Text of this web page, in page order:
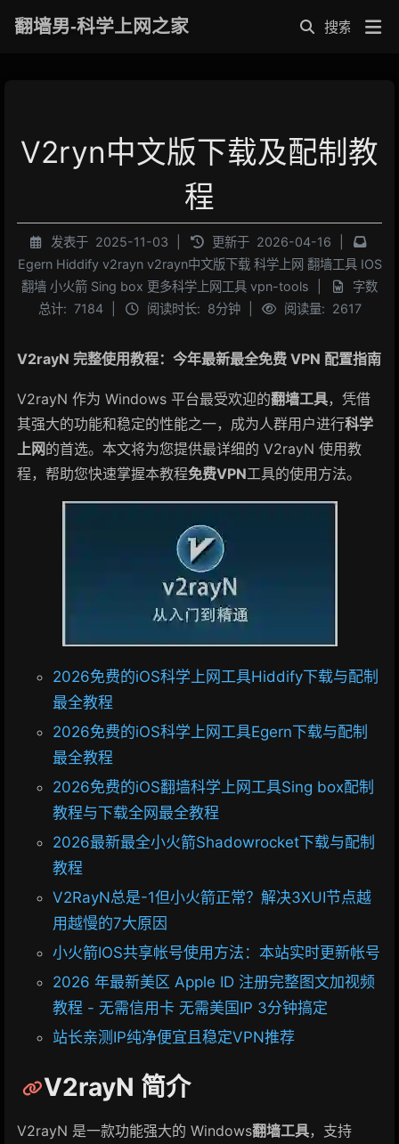
翻墙男-科学上网之家
V2ryn中文版下载及配制教
程
发表于 2025-11-03 更新于 2026-04-16
Egern Hiddify v2rayn v2rayn中文版下载 科学上网 翻墙工具 IOS
翻墙 小火箭 Sing box 更多科学上网工具 vpn-tools
字数
总计: 7184 阅读时长: 8分钟 阅读量: 2617
V2rayN 完整使用教程：今年最新最全免费 VPN 配置指南
V2rayN 作为 Windows 平台最受欢迎的翻墙工具，凭借
其强大的功能和稳定的性能之一，成为人群用户进行科学
上网的首选。本文将为您提供最详细的 V2rayN 使用教
程，帮助您快速掌握本教程免费VPN工具的使用方法。
2026免费的iOS科学上网工具Hiddify下载与配制
最全教程
2026免费的iOS科学上网工具Egern下载与配制
最全教程
2026免费的iOS翻墙科学上网工具Sing box配制
教程与下载全网最全教程
2026最新最全小火箭Shadowrocket下载与配制
教程
V2RayN总是-1但小火箭正常？解决3XUI节点越
用越慢的7大原因
小火箭IOS共享帐号使用方法：本站实时更新帐号
2026 年最新美区 Apple ID 注册完整图文加视频
教程 - 无需信用卡 无需美国IP 3分钟搞定
站长亲测IP纯净便宜且稳定VPN推荐
V2rayN 简介
V2rayN 是一款功能强大的 Windows翻墙工具，支持